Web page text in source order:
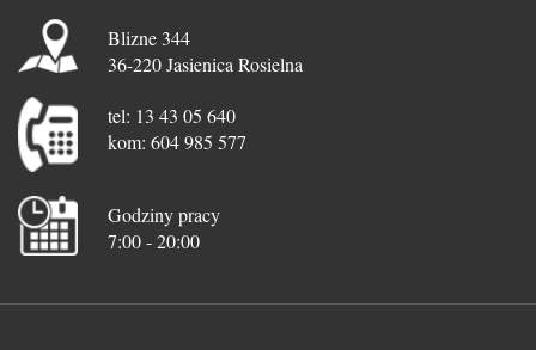
Blizne 344
36-220 Jasienica Rosielna
tel: 13 43 05 640
kom: 604 985 577
Godziny pracy
7:00 - 20:00